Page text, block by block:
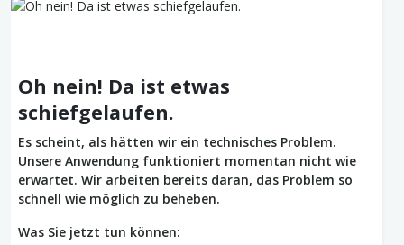
Oh nein! Da ist etwas
schiefgelaufen.
Es scheint, als hätten wir ein technisches Problem.
Unsere Anwendung funktioniert momentan nicht wie
erwartet. Wir arbeiten bereits daran, das Problem so
schnell wie möglich zu beheben.
Was Sie jetzt tun können: